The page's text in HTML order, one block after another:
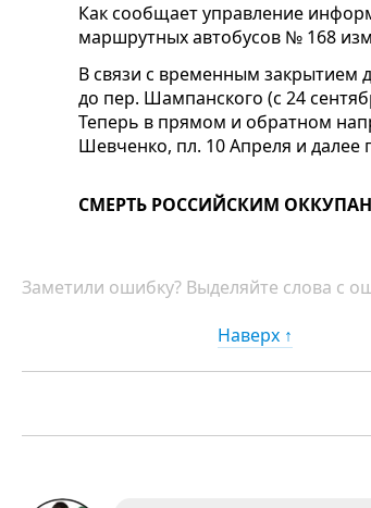
Как сообщает управление
маршрутных автобусов № 168
В связи с временным закрытием
до пер. Шампанского (с 24
Теперь в прямом и обратном
Шевченко, пл. 10 Апреля и далее
СМЕРТЬ РОССИЙСКИМ
Заметили ошибку? Выделяйте слова с
Наверх ↑